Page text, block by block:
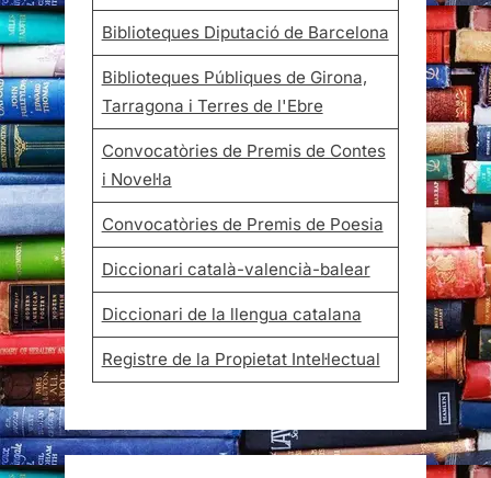
Biblioteques Diputació de Barcelona
Biblioteques Públiques de Girona,
Tarragona i Terres de l'Ebre
Convocatòries de Premis de Contes
i Novel·la
Convocatòries de Premis de Poesia
Diccionari català-valencià-balear
Diccionari de la llengua catalana
Registre de la Propietat Intel·lectual